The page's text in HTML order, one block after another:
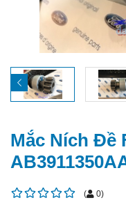
Mắc Ních Đề
( 0)